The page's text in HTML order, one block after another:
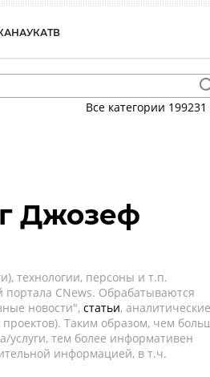
НАУКАТВ
Все категории 199231
Джозеф
технологии, персоны и т.п.
портала CNews. Обрабатываются
новости", статьи, аналитические
Таким образом, чем
услуги, тем более информативен
информацией, в т.ч.